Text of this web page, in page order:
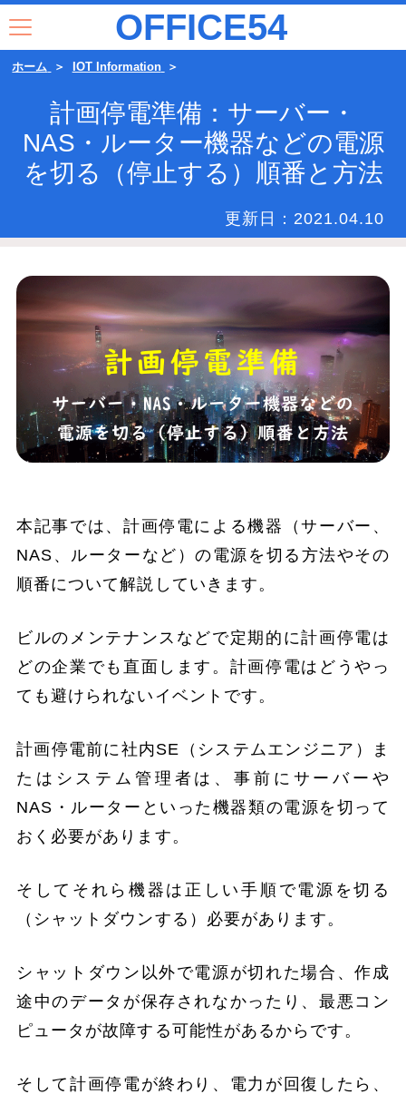
OFFICE54
ホーム IOT Information
計画停電準備：サーバー・
NAS・ルーター機器などの電源
を切る（停止する）順番と方法
更新日： 2021.04.10
本記事では、計画停電による機器（サーバー、
NAS、ルーターなど）の電源を切る方法やその
順番について解説していきます。
ビルのメンテナンスなどで定期的に計画停電は
どの企業でも直面します。計画停電はどうやっ
ても避けられないイベントです。
計画停電前に社内SE（システムエンジニア）ま
たはシステム管理者は、事前にサーバーや
NAS・ルーターといった機器類の電源を切って
おく必要があります。
そしてそれら機器は正しい手順で電源を切る
（シャットダウンする）必要があります。
シャットダウン以外で電源が切れた場合、作成
途中のデータが保存されなかったり、最悪コン
ピュータが故障する可能性があるからです。
そして計画停電が終わり、電力が回復したら、